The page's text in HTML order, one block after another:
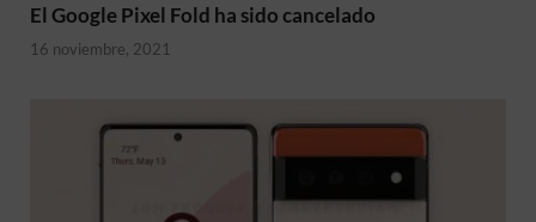
El Google Pixel Fold ha sido cancelado
16 noviembre, 2021